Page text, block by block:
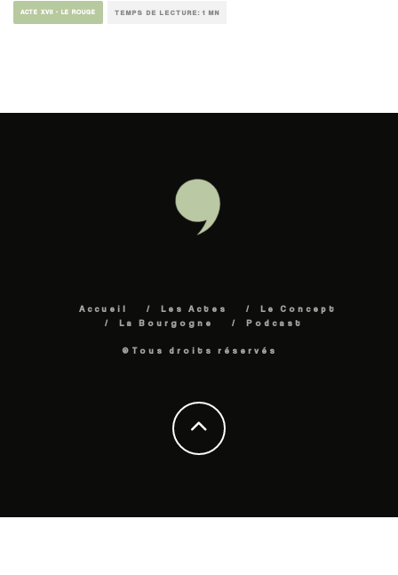
ACTE XVII - LE ROUGE TEMPS DE LECTURE: 1 MN
Accueil Les Actes
Le Concept
La Bourgogne
Podcast
©Tous droits réservés